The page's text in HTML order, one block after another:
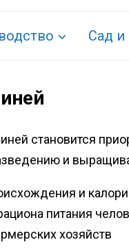
Сад и
становится
и
и
питания
хозяйств